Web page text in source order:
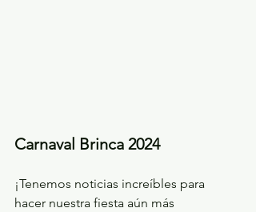
Carnaval Brinca 2024
¡Tenemos noticias increíbles para
hacer nuestra fiesta aún más